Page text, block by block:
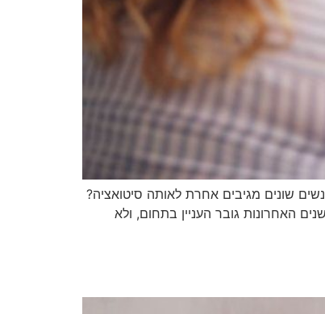
שונים מגיבים אחרת לאותה סיטואציה?
האחרונות גובר העניין בתחום, ולא